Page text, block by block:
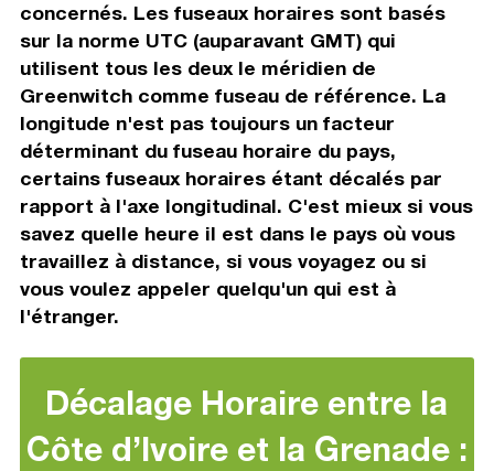
concernés. Les fuseaux horaires sont basés
sur la norme UTC (auparavant GMT) qui
utilisent tous les deux le méridien de
Greenwitch comme fuseau de référence. La
longitude n'est pas toujours un facteur
déterminant du fuseau horaire du pays,
certains fuseaux horaires étant décalés par
rapport à l'axe longitudinal. C'est mieux si vous
savez quelle heure il est dans le pays où vous
travaillez à distance, si vous voyagez ou si
vous voulez appeler quelqu'un qui est à
l'étranger.
Décalage Horaire entre la
Côte d’Ivoire et la Grenade :